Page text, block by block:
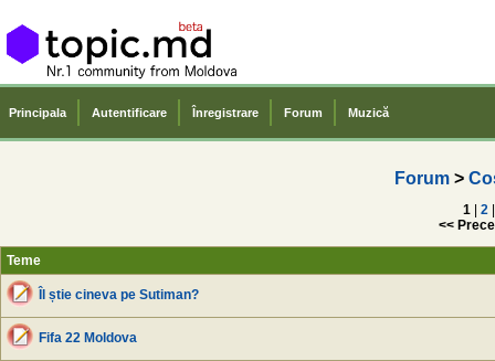
Principala Autentificare Înregistrare Forum Muzică
Forum >
1 | 2 |
<<
Teme
Îl știe cineva pe Sutiman?
Fifa 22 Moldova